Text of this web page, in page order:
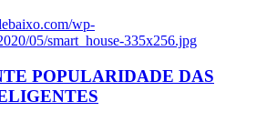
wp-
05/smart_house-335x256.jpg
POPULARIDADE DAS